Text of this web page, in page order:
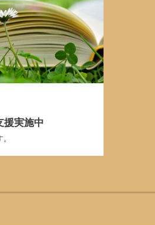
援実施中